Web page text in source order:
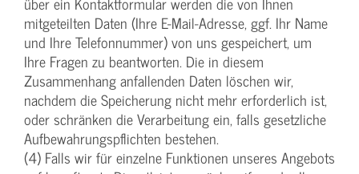
mitgeteilten Daten (Ihre E-Mail-Adresse, ggf. Ihr Name
und Ihre Telefonnummer) von uns gespeichert, um
Ihre Fragen zu beantworten. Die in diesem
Zusammenhang anfallenden Daten löschen wir,
nachdem die Speicherung nicht mehr erforderlich ist,
oder schränken die Verarbeitung ein, falls gesetzliche
Aufbewahrungspflichten bestehen.
(4) Falls wir für einzelne Funktionen unseres Angebots